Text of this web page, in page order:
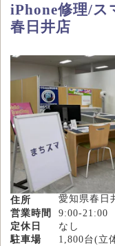
iPhone修理/ス
春日井店
住所
愛知県春日
営業時間
9:00-21:00
定休日
なし
駐車場
1,800台(立